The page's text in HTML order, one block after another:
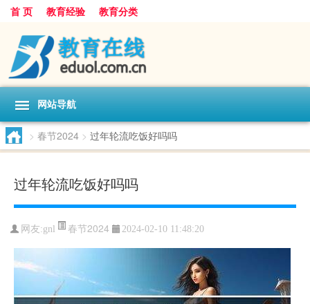
首 页 教育经验 教育分类
网站导航
> 春节2024 > 过年轮流吃饭好吗吗
过年轮流吃饭好吗吗
网友:gnl 春节2024 2024-02-10 11:48:20